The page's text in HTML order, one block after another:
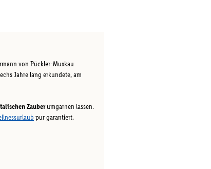
von Pückler-Muskau
Jahre lang erkundete, am
Zauberumgarnen lassen.
pur garantiert.